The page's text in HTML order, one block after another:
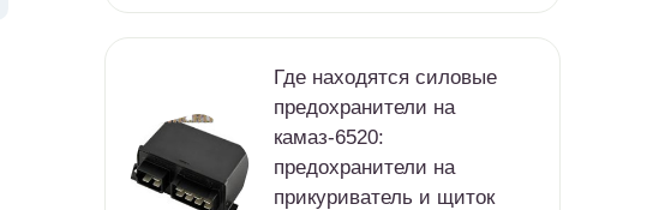
Где находятся силовые
предохранители на
камаз-6520:
предохранители на
прикуриватель и щиток